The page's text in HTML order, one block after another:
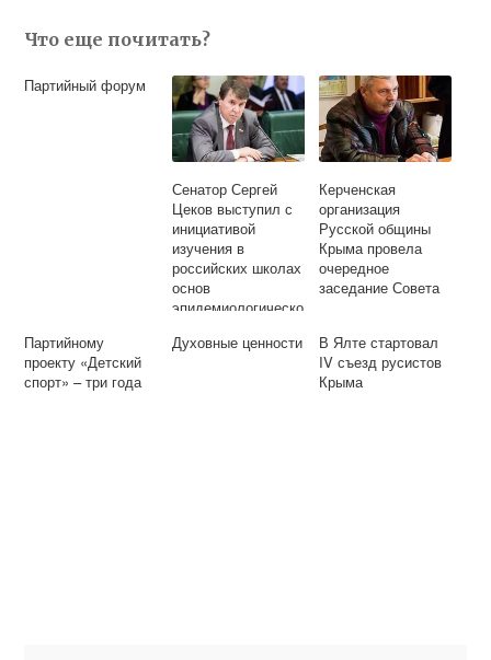
Что еще почитать?
Партийный форум
Сенатор Сергей
Цеков выступил с
инициативой
изучения в
российских школах
основ
эпидемиологическо
Керченская
организация
Русской общины
Крыма провела
очередное
заседание Совета
Партийному
проекту «Детский
спорт» – три года
Духовные ценности
В Ялте стартовал
IV съезд русистов
Крыма